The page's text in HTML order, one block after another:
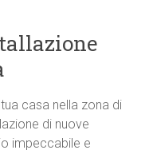
casa nella zona di
di nuove
impeccabile e